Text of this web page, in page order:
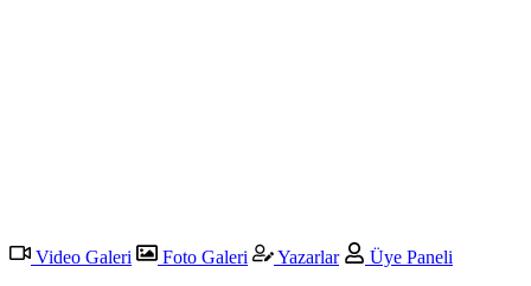
Video Galeri Foto Galeri Yazarlar
Üye Paneli